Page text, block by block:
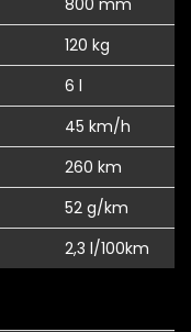
800 mm
120 kg
6 l
45 km/h
260 km
52 g/km
2,3 l/100km